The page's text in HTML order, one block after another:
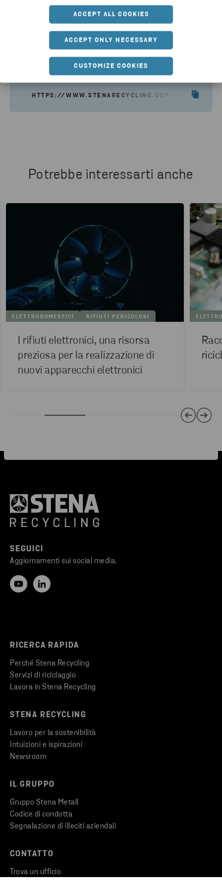
ACCEPT ALL COOKIES
ACCEPT ONLY NECESSARY
CUSTOMIZE COOKIES
Condividi articolo
HTTPS://WWW.STENARECYCLING.COM/IT/NOTIZIE-
Potrebbe interessarti anche
ELETTRODOMESTICI RIFIUTI PERICOLOSI
I rifiuti elettronici, una risorsa
preziosa per la realizzazione di
nuovi apparecchi elettronici
SEGUICI
Aggiornamenti sui social media.
RICERCA RAPIDA
Perché Stena Recycling
Servizi di riciclaggio
Lavora in Stena Recycling
STENA RECYCLING
Lavoro per la sostenibilità
Intuizioni e ispirazioni
Newsroom
IL GRUPPO
Gruppo Stena Metall
Codice di condotta
Segnalazione di illeciti aziendali
CONTATTO
Trova un ufficio